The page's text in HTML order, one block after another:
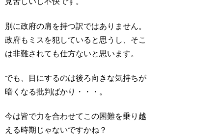
別に政府の肩を持つ訳ではありません。
政府もミスを犯していると思うし、そこ
は非難されても仕方ないと思います。
でも、目にするのは後ろ向きな気持ちが
暗くなる批判ばかり・・・。
今は皆で力を合わせてこの困難を乗り越
える時期じゃないですかね？